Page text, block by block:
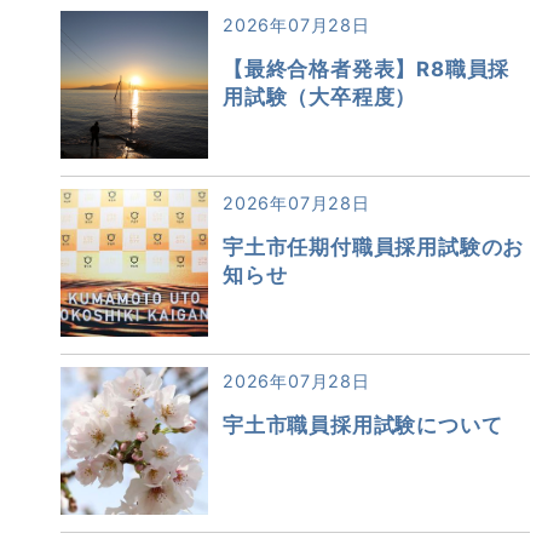
2026年07月28日
【最終合格者発表】R8職員採
用試験（大卒程度）
2026年07月28日
宇土市任期付職員採用試験のお
知らせ
2026年07月28日
宇土市職員採用試験について